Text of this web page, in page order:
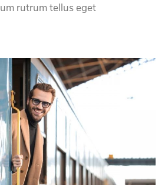
rutrum tellus eget